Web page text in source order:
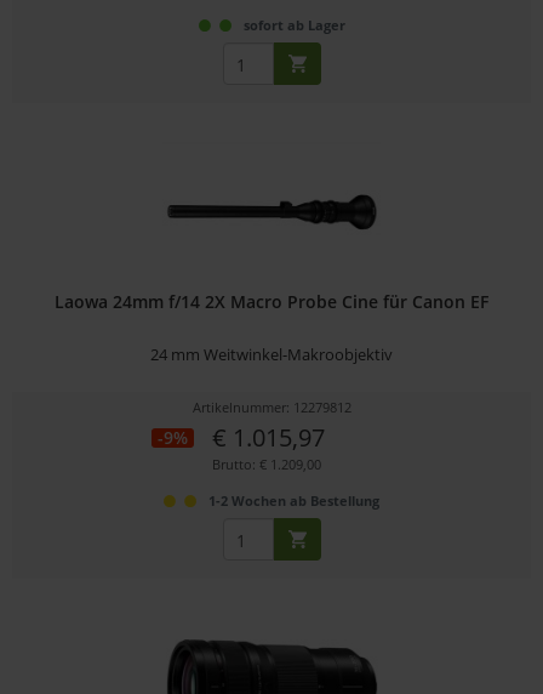
sofort ab Lager
Laowa 24mm f/14 2X Macro Probe Cine für Canon EF
24 mm Weitwinkel-Makroobjektiv
Artikelnummer: 12279812
-9% € 1.015,97
Brutto: € 1.209,00
1-2 Wochen ab Bestellung